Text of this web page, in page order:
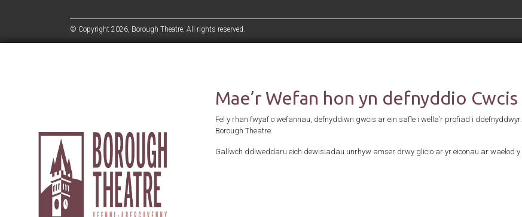
© Copyright 2026, Borough Theatre. All rights reserved.
Mae’r Wefan hon yn defnyddio Cwcis
Fel y rhan fwyaf o wefannau, defnyddiwn gwcis ar ein safle i wella’r profiad i
Borough Theatre.
Gallwch ddiweddaru eich dewisiadau unrhyw amser drwy glicio ar yr eiconau ar waelod y